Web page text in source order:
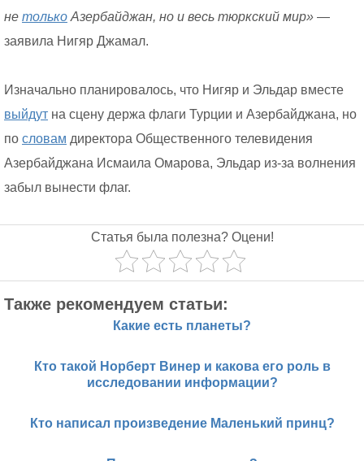
не только Азербайджан, но и весь тюркский мир» —
заявила Нигяр Джамал.
Изначально планировалось, что Нигяр и Эльдар вместе
выйдут на сцену держа флаги Турции и Азербайджана, но
по словам директора Общественного телевидения
Азербайджана Исмаила Омарова, Эльдар из-за волнения
забыл вынести флаг.
Статья была полезна? Оцени!
Также рекомендуем статьи:
Какие есть планеты?
Кто такой Норберт Винер и какова его роль в
исследовании информации?
Кто написал произведение Маленький принц?